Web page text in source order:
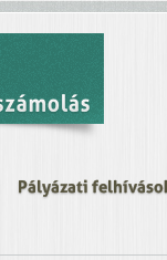
Pályázati